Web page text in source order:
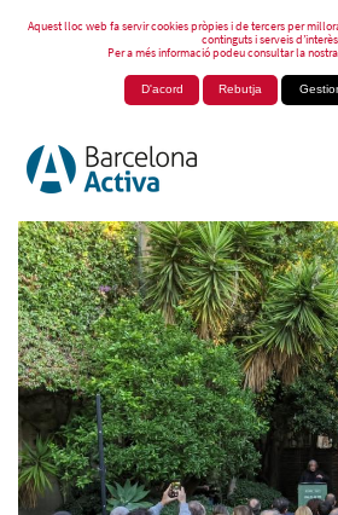
Aquest lloc web fa servir cookies pròpies i de tercers per
continguts i serveis
Per a més informació podeu consultar la nostra
D'acord Rebutja